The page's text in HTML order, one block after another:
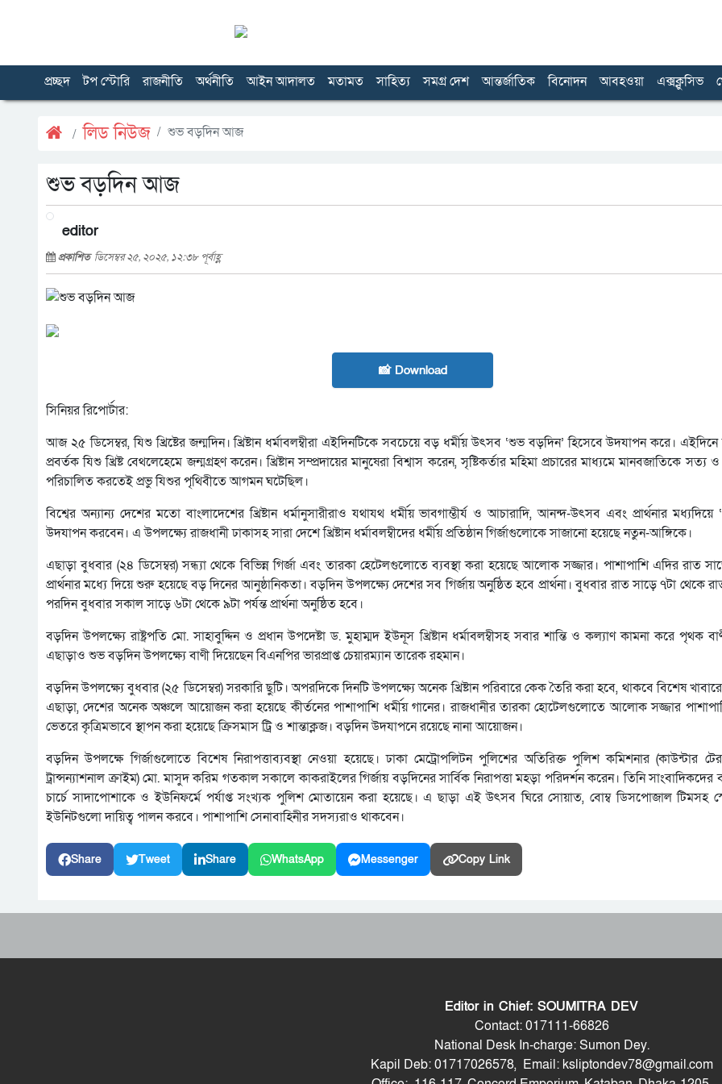
প্রচ্ছদ টপ স্টোরি রাজনীতি অর্থনীতি আইন আদালত মতামত সাহিত্য সমগ্র দেশ আন্তর্জাতিক বিনোদন আবহওয়া এক্সক্লুসিভ
লিড নিউজ শুভ বড়দিন আজ
শুভ বড়দিন আজ
editor
প্রকাশিত ডিসেম্বর ২৫, ২০২৫, ১২:৩৮ পূর্বাহ্ণ
📸 Download
সিনিয়র রিপোর্টার:
আজ ২৫ ডিসেম্বর, যিশু খ্রিষ্টের জন্মদিন। খ্রিষ্টান ধর্মাবলম্বীরা এইদিনটিকে সবচেয়ে বড় ধর্মীয় উৎসব ‘শুভ বড়দিন’ হিসেবে উদযাপন করে। এইদিনে
প্রবর্তক যিশু খ্রিষ্ট বেথলেহেমে জন্মগ্রহণ করেন। খ্রিষ্টান সম্প্রদায়ের মানুষেরা বিশ্বাস করেন, সৃষ্টিকর্তার মহিমা প্রচারের মাধ্যমে মানবজাতিকে সত্য
পরিচালিত করতেই প্রভু যিশুর পৃথিবীতে আগমন ঘটেছিল।
বিশ্বের অন্যান্য দেশের মতো বাংলাদেশের খ্রিষ্টান ধর্মানুসারীরাও যথাযথ ধর্মীয় ভাবগাম্ভীর্য ও আচারাদি, আনন্দ-উৎসব এবং প্রার্থনার
উদযাপন করবেন। এ উপলক্ষ্যে রাজধানী ঢাকাসহ সারা দেশে খ্রিষ্টান ধর্মাবলম্বীদের ধর্মীয় প্রতিষ্ঠান গির্জাগুলোকে সাজানো হয়েছে নতুন-আঙ্গিকে।
এছাড়া বুধবার (২৪ ডিসেম্বর) সন্ধ্যা থেকে বিভিন্ন গির্জা এবং তারকা হেটেলগুলোতে ব্যবস্থা করা হয়েছে আলোক সজ্জার। পাশাপাশি এদির রাত
প্রার্থনার মধ্যে দিয়ে শুরু হয়েছে বড় দিনের আনুষ্ঠানিকতা। বড়দিন উপলক্ষ্যে দেশের সব গির্জায় অনুষ্ঠিত হবে প্রার্থনা। বুধবার রাত সাড়ে ৭টা থেকে
পরদিন বুধবার সকাল সাড়ে ৬টা থেকে ৯টা পর্যন্ত প্রার্থনা অনুষ্ঠিত হবে।
বড়দিন উপলক্ষ্যে রাষ্ট্রপতি মো. সাহাবুদ্দিন ও প্রধান উপদেষ্টা ড. মুহাম্মদ ইউনূস খ্রিষ্টান ধর্মাবলম্বীসহ সবার শান্তি ও কল্যাণ কামনা করে পৃথক
এছাড়াও শুভ বড়দিন উপলক্ষ্যে বাণী দিয়েছেন বিএনপির ভারপ্রাপ্ত চেয়ারম্যান তারেক রহমান।
বড়দিন উপলক্ষ্যে বুধবার (২৫ ডিসেম্বর) সরকারি ছুটি। অপরদিকে দিনটি উপলক্ষ্যে অনেক খ্রিষ্টান পরিবারে কেক তৈরি করা হবে, থাকবে বিশেষ
এছাড়া, দেশের অনেক অঞ্চলে আয়োজন করা হয়েছে কীর্তনের পাশাপাশি ধর্মীয় গানের। রাজধানীর তারকা হোটেলগুলোতে আলোক সজ্জার
ভেতরে কৃত্রিমভাবে স্থাপন করা হয়েছে ক্রিসমাস ট্রি ও শান্তাক্লজ। বড়দিন উদযাপনে রয়েছে নানা আয়োজন।
বড়দিন উপলক্ষে গির্জাগুলোতে বিশেষ নিরাপত্তাব্যবস্থা নেওয়া হয়েছে। ঢাকা মেট্রোপলিটন পুলিশের অতিরিক্ত পুলিশ কমিশনার (কাউন্টার
ট্রান্সন্যাশনাল ক্রাইম) মো. মাসুদ করিম গতকাল সকালে কাকরাইলের গির্জায় বড়দিনের সার্বিক নিরাপত্তা মহড়া পরিদর্শন করেন। তিনি সাংবাদিকদের
চার্চে সাদাপোশাকে ও ইউনিফর্মে পর্যাপ্ত সংখ্যক পুলিশ মোতায়েন করা হয়েছে। এ ছাড়া এই উৎসব ঘিরে সোয়াত, বোম্ব ডিসপোজাল টিমসহ
ইউনিটগুলো দায়িত্ব পালন করবে। পাশাপাশি সেনাবাহিনীর সদস্যরাও থাকবেন।
Share Tweet Share WhatsApp Messenger Copy Link
Editor in Chief: SOUMITRA DEV
Contact: 017111-66826
National Desk In-charge: Sumon Dey.
Kapil Deb: 01717026578, Email: ksliptondev78@gmail.com